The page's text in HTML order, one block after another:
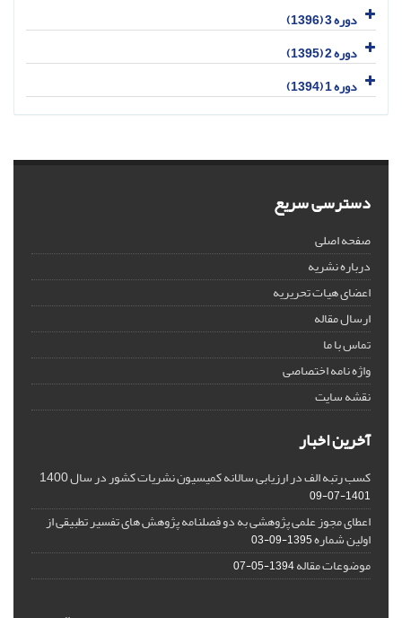
دوره 3 (1396)
دوره 2 (1395)
دوره 1 (1394)
دسترسی سریع
صفحه اصلی
درباره نشریه
اعضای هیات تحریریه
ارسال مقاله
تماس با ما
واژه نامه اختصاصی
نقشه سایت
آخرین اخبار
کسب رتبه الف در ارزیابی سالانه کمیسیون نشریات کشور در سال 1400
1401-07-09
اعطای مجوز علمی پژوهشی به دو فصلنامه پژوهش های تفسیر تطبیقی از
اولین شماره1395-09-03
موضوعات مقاله1394-05-07